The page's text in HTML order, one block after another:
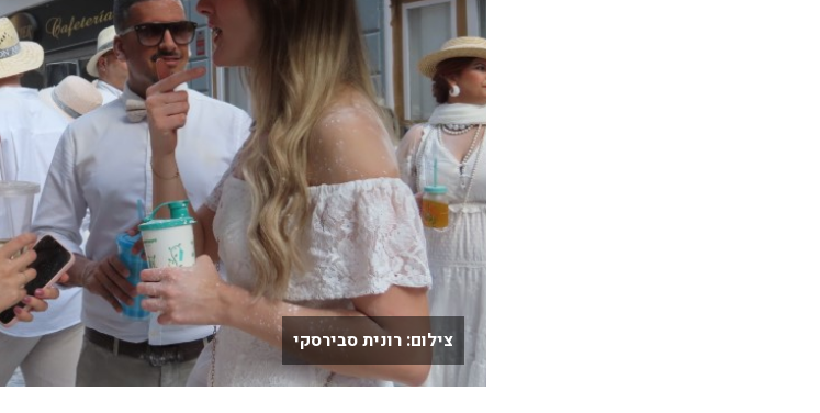
צילום: רונית סבירסקי